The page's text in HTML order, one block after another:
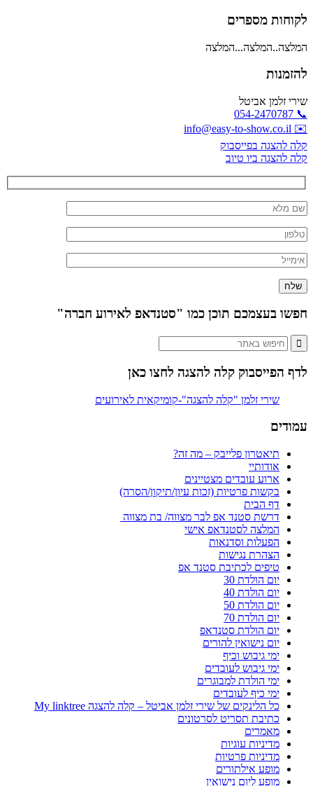
לקוחות מספרים
המלצה..המלצה...המלצה
להזמנות
שירי זלמן אביטל
📞 054-2470787
✉️ info@easy-to-show.co.il
קלה להצגה בפייסבוק
קלה להצגה ביו טיוב
חפשו בעצמכם תוכן כמו "סטנדאפ לאירוע חברה"
לדף הפייסבוק קלה להצגה לחצו כאן
עמודים
תיאטרון פלייבק – מה זה?
אודותיי
ארוע עובדים מצטיינים
בקשות פרטיות (זכות עיון/תיקון/הסרה)
דף הבית
דרשת סטנד אפ לבר מצווה/ בת מצווה
המלצה לסטנדאפ אישי
הפעלות וסדנאות
הצהרת נגישות
טיפים לכתיבת סטנד אפ
יום הולדת 30
יום הולדת 40
יום הולדת 50
יום הולדת 70
יום הולדת סטנדאפ
יום נישואין להורים
ימי גיבוש וכיף
ימי גיבוש לעובדים
ימי הולדת למבוגרים
ימי כיף לעובדים
כל הלינקים של שירי זלמן אביטל – קלה להצגה My linktree
כתיבת תסריט לסרטונים
מאמרים
מדיניות עוגיות
מדיניות פרטיות
מופע אילתורים
מופע ליום נישואין